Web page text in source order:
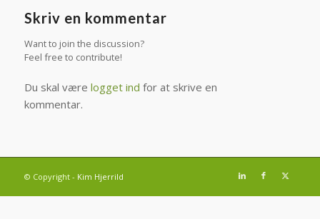
Skriv en kommentar
Want to join the discussion?
Feel free to contribute!
Du skal være logget ind for at skrive en
kommentar.
© Copyright - Kim Hjerrild